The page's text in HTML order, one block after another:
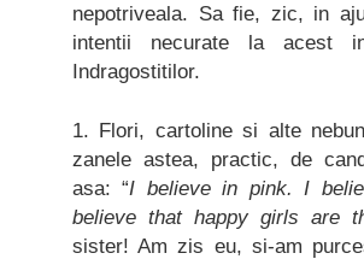
nepotriveala. Sa fie, zic, in
intentii necurate la acest
Indragostitilor.
1. Flori, cartoline si alte
zanele astea, practic, de
asa: “I believe in pink. I
believe that happy girls are
sister! Am zis eu, si-am